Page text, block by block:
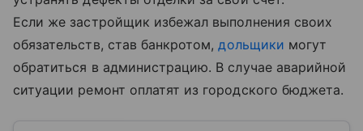
Если же застройщик избежал выполнения своих
обязательств, став банкротом,дольщики могут
обратиться в администрацию. В случае аварийной
ситуации ремонт оплатят из городского бюджета.